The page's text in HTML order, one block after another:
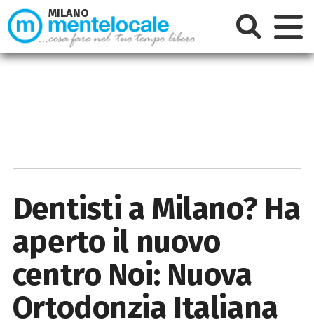
Dentisti a Milano? Ha
aperto il nuovo
centro Noi: Nuova
Ortodonzia Italiana
MILANO